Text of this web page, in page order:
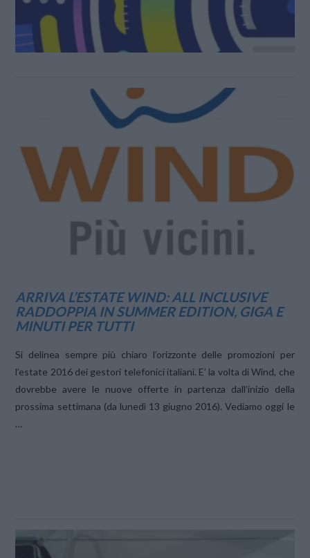
ARRIVA L’ESTATE WIND: ALL INCLUSIVE
RADDOPPIA IN SUMMER EDITION, GIGA E
MINUTI PER TUTTI
Si delinea sempre più chiaro l’orizzonte delle promozioni per
l’estate 2016 dei gestori telefonici italiani. E’ la volta di Wind, che
dovrebbe avere le nuove offerte in partenza dall’inizio della
prossima settimana (da lunedì 13 giugno 2016). Vediamo oggi le
…